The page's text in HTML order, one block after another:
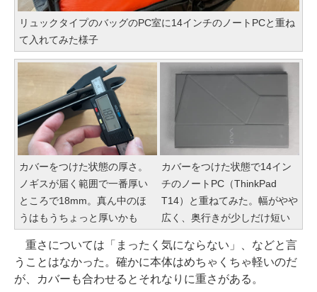
リュックタイプのバッグのPC室に14インチのノートPCと重ね
て入れてみた様子
カバーをつけた状態の厚さ。
ノギスが届く範囲で一番厚い
ところで18mm。真ん中のほ
うはもうちょっと厚いかも
カバーをつけた状態で14イン
チのノートPC（ThinkPad
T14）と重ねてみた。幅がやや
広く、奥行きが少しだけ短い
重さについては「まったく気にならない」、などと言
うことはなかった。確かに本体はめちゃくちゃ軽いのだ
が、カバーも合わせるとそれなりに重さがある。